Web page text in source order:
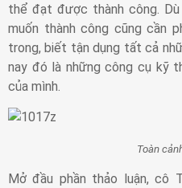
thể đạt được thành công.
muốn thành công cũng cần
trong, biết tận dụng tất cả
nay đó là những công cụ kỹ
của mình.
Toàn
Mở đầu phần thảo luận, cô